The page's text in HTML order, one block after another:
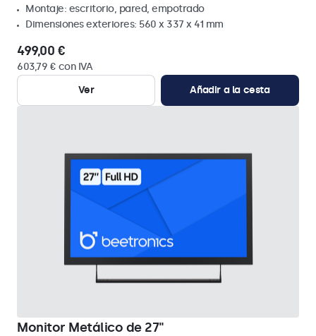
Montaje: escritorio, pared, empotrado
Dimensiones exteriores: 560 x 337 x 41 mm
499,00 €
603,79 € con IVA
Ver
Añadir a la cesta
Monitor Metálico de 27"